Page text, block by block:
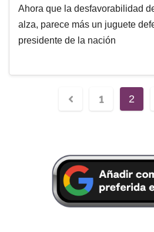
Ahora que la desfavorabilidad
alza, parece más un juguete
presidente de la nación
1 2